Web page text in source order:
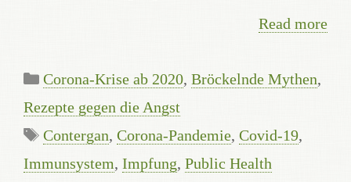
Read more
Categories
Corona-Krise ab 2020, Bröckelnde Mythen,
Rezepte gegen die Angst
Tags
Contergan, Corona-Pandemie, Covid-19,
Immunsystem, Impfung, Public Health